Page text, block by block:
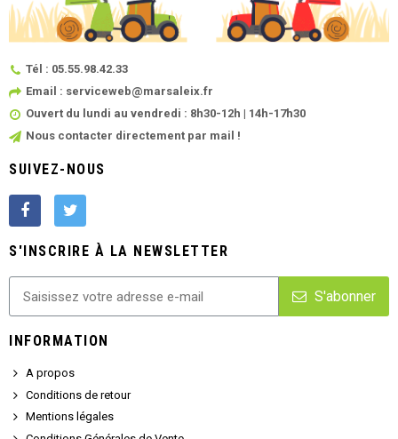
Tél : 05.55.98.42.33
Email : serviceweb@marsaleix.fr
Ouvert du lundi au vendredi : 8h30-12h | 14h-17h30
Nous contacter directement par mail !
SUIVEZ-NOUS
S'INSCRIRE À LA NEWSLETTER
S'abonner
INFORMATION
A propos
Conditions de retour
Mentions légales